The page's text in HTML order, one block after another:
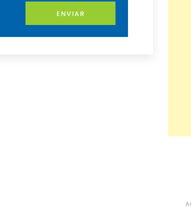
ENVIAR